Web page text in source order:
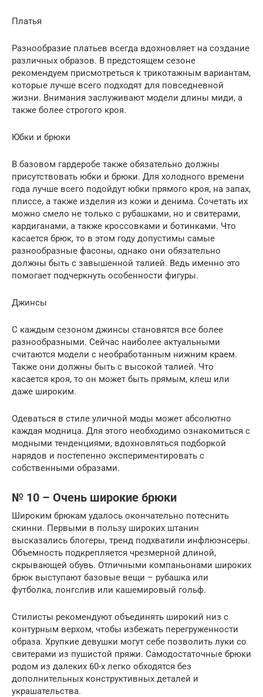
Платья
Разнообразие платьев всегда вдохновляет на создание
различных образов. В предстоящем сезоне
рекомендуем присмотреться к трикотажным вариантам,
которые лучше всего подходят для повседневной
жизни. Внимания заслуживают модели длины миди, а
также более строгого кроя.
Юбки и брюки
В базовом гардеробе также обязательно должны
присутствовать юбки и брюки. Для холодного времени
года лучше всего подойдут юбки прямого кроя, на запах,
плиссе, а также изделия из кожи и денима. Сочетать их
можно смело не только с рубашками, но и свитерами,
кардиганами, а также кроссовками и ботинками. Что
касается брюк, то в этом году допустимы самые
разнообразные фасоны, однако они обязательно
должны быть с завышенной талией. Ведь именно это
помогает подчеркнуть особенности фигуры.
Джинсы
С каждым сезоном джинсы становятся все более
разнообразными. Сейчас наиболее актуальными
считаются модели с необработанным нижним краем.
Также они должны быть с высокой талией. Что
касается кроя, то он может быть прямым, клеш или
даже широким.
Одеваться в стиле уличной моды может абсолютно
каждая модница. Для этого необходимо ознакомиться с
модными тенденциями, вдохновляться подборкой
нарядов и постепенно экспериментировать с
собственными образами.
№ 10 – Очень широкие брюки
Широким брюкам удалось окончательно потеснить
скинни. Первыми в пользу широких штанин
высказались блогеры, тренд подхватили инфлюэнсеры.
Объемность подкрепляется чрезмерной длиной,
скрывающей обувь. Отличными компаньонами широких
брюк выступают базовые вещи – рубашка или
футболка, лонгслив или кашемировый гольф.
Стилисты рекомендуют объединять широкий низ с
контурным верхом, чтобы избежать перегруженности
образа. Хрупкие девушки могут себе позволить луки со
свитерами из пушистой пряжи. Самодостаточные брюки
родом из далеких 60-х легко обходятся без
дополнительных конструктивных деталей и
украшательства.